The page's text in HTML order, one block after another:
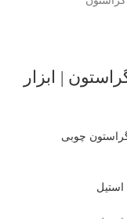
| ابزار
چوبی